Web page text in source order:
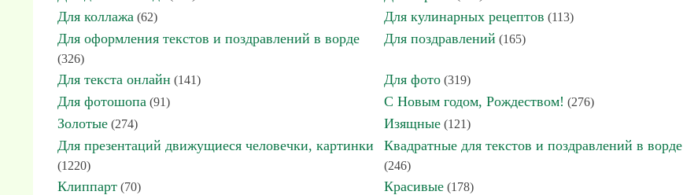
Для коллажа (62) Для кулинарных рецептов (113)
Для оформления текстов и поздравлений в ворде
(326)
Для поздравлений (165)
Для текста онлайн (141) Для фото (319)
Для фотошопа (91) С Новым годом, Рождеством! (276)
Золотые (274) Изящные (121)
Для презентаций движущиеся человечки, картинки
(1220)
Квадратные для текстов и поздравлений в ворде
(246)
Клиппарт (70) Красивые (178)